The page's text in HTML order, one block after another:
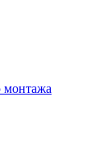
монтажа